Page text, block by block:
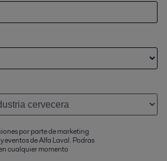
por parte de marketing
eventos de Alfa Laval. Podras
cualquier momento